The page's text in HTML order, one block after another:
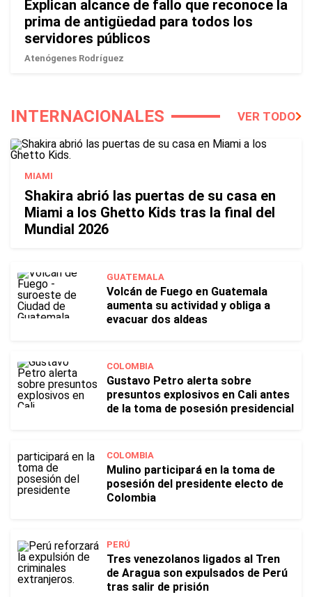
Explican alcance de fallo que reconoce la
prima de antigüedad para todos los
servidores públicos
Atenógenes Rodríguez
INTERNACIONALES VER TODO
MIAMI
Shakira abrió las puertas de su casa en
Miami a los Ghetto Kids tras la final del
Mundial 2026
GUATEMALA
Volcán de Fuego en Guatemala
aumenta su actividad y obliga a
evacuar dos aldeas
COLOMBIA
Gustavo Petro alerta sobre
presuntos explosivos en Cali antes
de la toma de posesión presidencial
COLOMBIA
Mulino participará en la toma de
posesión del presidente electo de
Colombia
PERÚ
Tres venezolanos ligados al Tren
de Aragua son expulsados de Perú
tras salir de prisión